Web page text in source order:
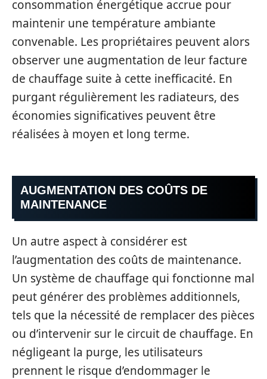
consommation énergétique accrue pour
maintenir une température ambiante
convenable. Les propriétaires peuvent alors
observer une augmentation de leur facture
de chauffage suite à cette inefficacité. En
purgant régulièrement les radiateurs, des
économies significatives peuvent être
réalisées à moyen et long terme.
AUGMENTATION DES COÛTS DE
MAINTENANCE
Un autre aspect à considérer est
l’augmentation des coûts de maintenance.
Un système de chauffage qui fonctionne mal
peut générer des problèmes additionnels,
tels que la nécessité de remplacer des pièces
ou d’intervenir sur le circuit de chauffage. En
négligeant la purge, les utilisateurs
prennent le risque d’endommager le